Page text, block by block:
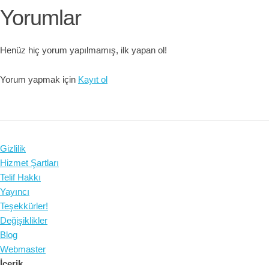
Yorumlar
Henüz hiç yorum yapılmamış, ilk yapan ol!
Yorum yapmak için Kayıt ol
Gizlilik
Hizmet Şartları
Telif Hakkı
Yayıncı
Teşekkürler!
Değişiklikler
Blog
Webmaster